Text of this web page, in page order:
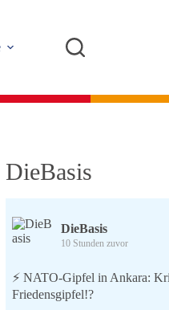
DieBasis
DieBasis
10 Stunden zuvor
⚡️ NATO-Gipfel in Ankara:
Friedensgipfel!?